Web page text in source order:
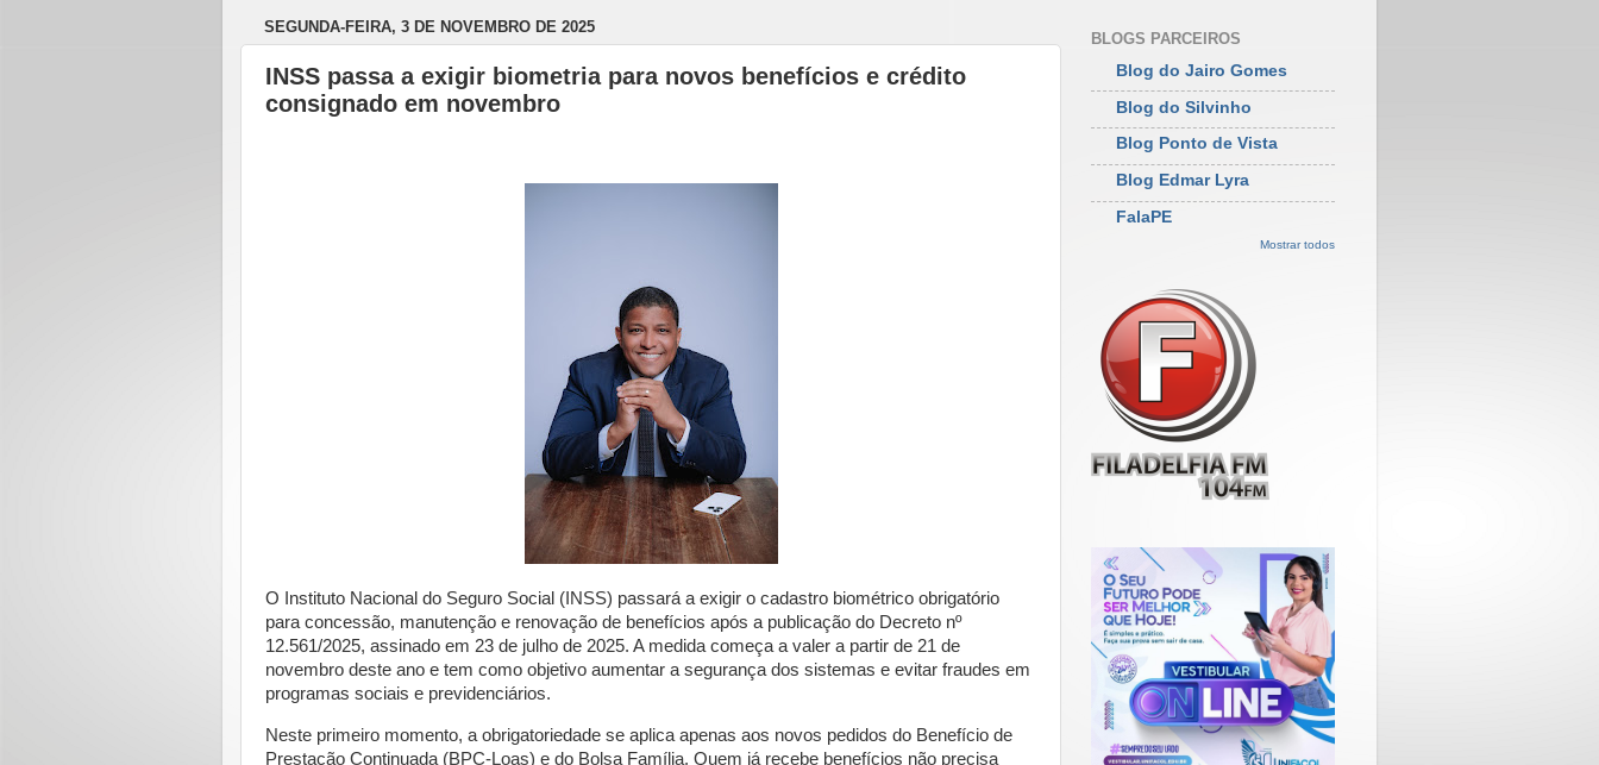
SEGUNDA-FEIRA, 3 DE NOVEMBRO DE 2025
INSS passa a exigir biometria para novos benefícios e crédito
consignado em novembro
O Instituto Nacional do Seguro Social (INSS) passará a exigir o cadastro biométrico obrigatório
para concessão, manutenção e renovação de benefícios após a publicação do Decreto nº
12.561/2025, assinado em 23 de julho de 2025. A medida começa a valer a partir de 21 de
novembro deste ano e tem como objetivo aumentar a segurança dos sistemas e evitar fraudes em
programas sociais e previdenciários.
Neste primeiro momento, a obrigatoriedade se aplica apenas aos novos pedidos do Benefício de
Prestação Continuada (BPC-Loas) e do Bolsa Família. Quem já recebe benefícios não precisa
BLOGS PARCEIROS
Blog do Jairo Gomes
Blog do Silvinho
Blog Ponto de Vista
Blog Edmar Lyra
FalaPE
Mostrar todos